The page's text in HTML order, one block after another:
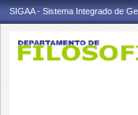
SIGAA - Sistema Integrado de